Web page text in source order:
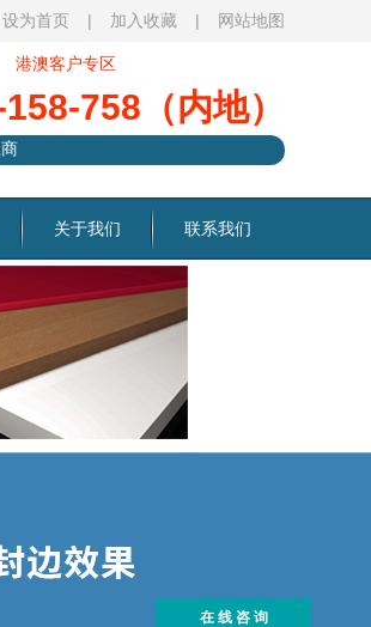
设为首页 | 加入收藏 | 网站地图
港澳客户专区
758（内地）
关于我们 联系我们
在 线 咨 询